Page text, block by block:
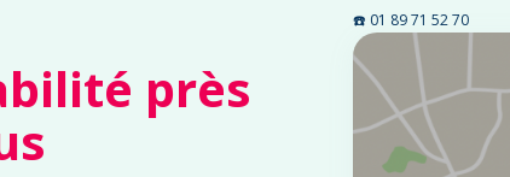
près
☎️ 01 89 71 52 70